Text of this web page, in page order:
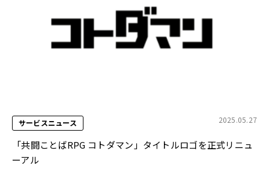
サービスニュース 2025.05.27
「共闘ことばRPG コトダマン」タイトルロゴを正式リニュ
ーアル